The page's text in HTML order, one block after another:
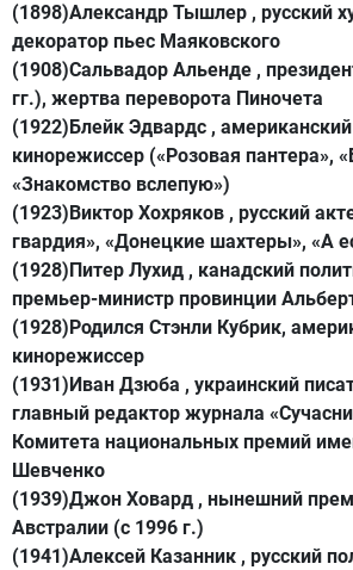
(1898)Александр Тышлер , русский
декоратор пьес Маяковского
(1908)Сальвадор Альенде ,
гг.), жертва переворота Пиночета
(1922)Блейк Эдвардс ,
кинорежиссер («Розовая пантера»,
«Знакомство вслепую»)
(1923)Виктор Хохряков , русский
гвардия», «Донецкие шахтеры», «А
(1928)Питер Лухид , канадский
премьер-министр провинции
(1928)Родился Стэнли Кубрик,
кинорежиссер
(1931)Иван Дзюба , украинский
главный редактор журнала
Комитета национальных премий
Шевченко
(1939)Джон Ховард , нынешний
Австралии (с 1996 г.)
(1941)Алексей Казанник , русский